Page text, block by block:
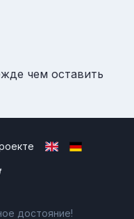
чем оставить
достояние!